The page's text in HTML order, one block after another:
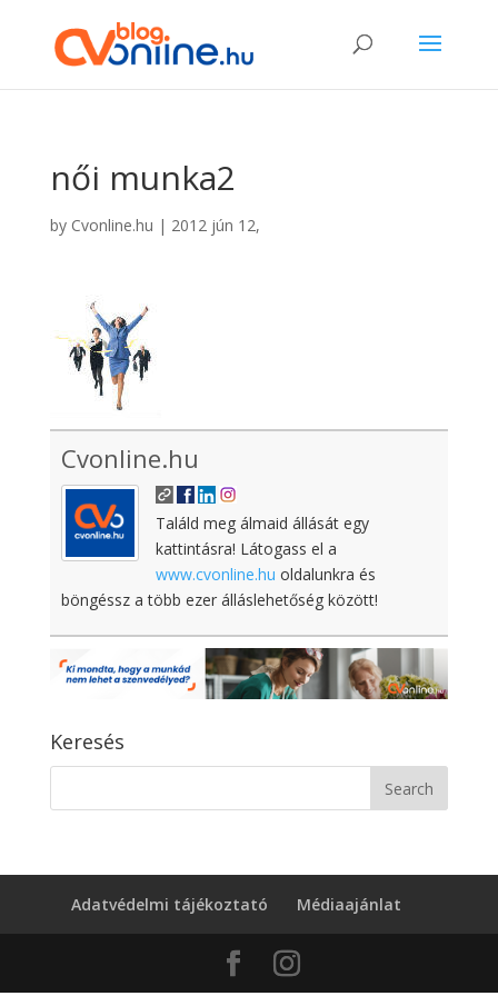
női munka2
by Cvonline.hu | 2012 jún 12,
Cvonline.hu
Találd meg álmaid állását egy
kattintásra! Látogass el a
www.cvonline.hu oldalunkra és
böngéssz a több ezer álláslehetőség között!
Keresés
Adatvédelmi tájékoztató Médiaajánlat